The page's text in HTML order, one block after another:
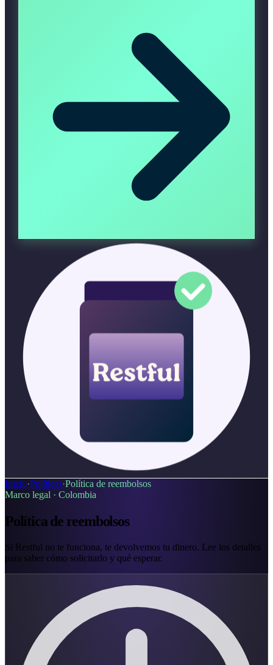
Restful
Inicio·Políticas·Política de reembolsos
Marco legal · Colombia
Política de reembolsos
Si Restful no te funciona, te devolvemos tu dinero. Lee los detalles
para saber cómo solicitarlo y qué esperar.